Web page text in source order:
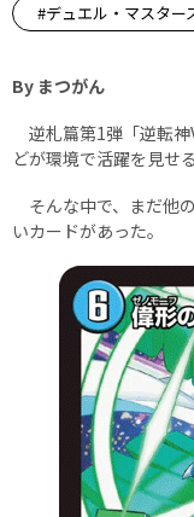
#デュエル・マスター
By まつがん
逆札篇第1弾「逆転神
どが環境で活躍を見せ
そんな中で、まだ他
いカードがあった。